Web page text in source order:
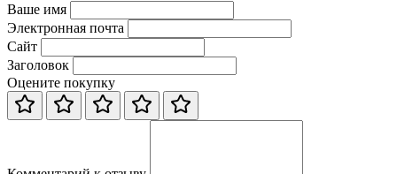
Ваше имя
Электронная почта
Сайт
Заголовок
Оцените покупку